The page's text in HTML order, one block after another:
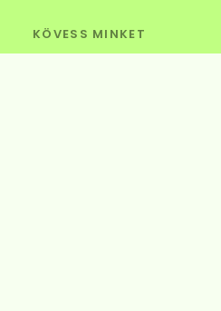
KÖVESS MINKET